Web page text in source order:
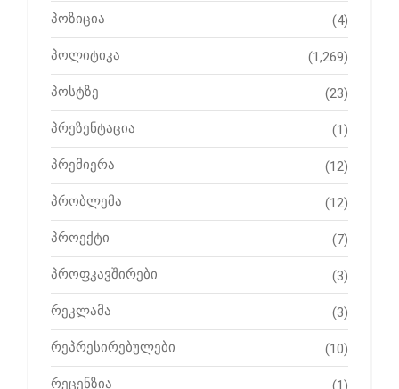
პოზიცია (4)
პოლიტიკა (1,269)
პოსტზე (23)
პრეზენტაცია (1)
პრემიერა (12)
პრობლემა (12)
პროექტი (7)
პროფკავშირები (3)
რეკლამა (3)
რეპრესირებულები (10)
რეცენზია (1)